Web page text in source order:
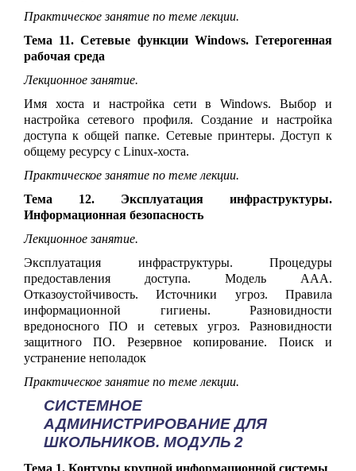
Практическое занятие по теме лекции.
Тема 11. Сетевые функции Windows. Гетерогенная
рабочая среда
Лекционное занятие.
Имя хоста и настройка сети в Windows. Выбор и
настройка сетевого профиля. Создание и настройка
доступа к общей папке. Сетевые принтеры. Доступ к
общему ресурсу с Linux-хоста.
Практическое занятие по теме лекции.
Тема 12. Эксплуатация инфраструктуры.
Информационная безопасность
Лекционное занятие.
Эксплуатация инфраструктуры. Процедуры
предоставления доступа. Модель ААА.
Отказоустойчивость. Источники угроз. Правила
информационной гигиены. Разновидности
вредоносного ПО и сетевых угроз. Разновидности
защитного ПО. Резервное копирование. Поиск и
устранение неполадок
Практическое занятие по теме лекции.
СИСТЕМНОЕ
АДМИНИСТРИРОВАНИЕ ДЛЯ
ШКОЛЬНИКОВ. МОДУЛЬ 2
Тема 1. Контуры крупной информационной системы